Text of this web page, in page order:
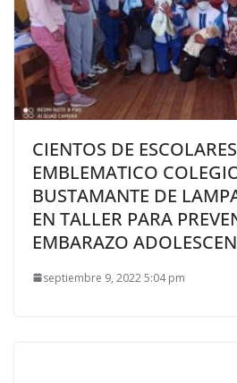
CIENTOS DE
EMBLEMATICO
BUSTAMANTE DE
EN TALLER PARA
EMBARAZO
septiembre 9, 2022 5:04 pm